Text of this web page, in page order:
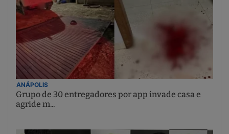
ANÁPOLIS
Grupo de 30 entregadores por app invade casa e
agride m...